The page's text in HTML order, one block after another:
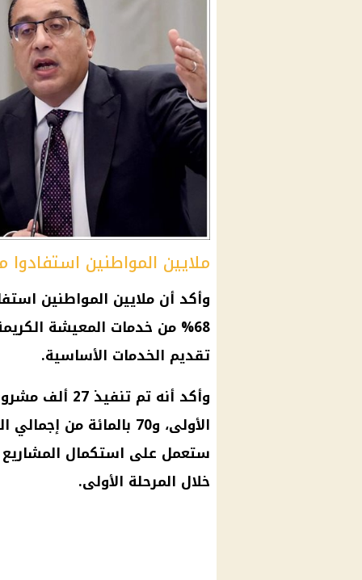
ملايين المواطنين
وأكد أن ملايين المواطنين
68% من خدمات المعيشة الكريمة لقرى الصعيد، وأن
تقديم الخدمات الأساسية.
وأكد أنه تم
الأولى، و70 بالمائة من
ستعمل على استكمال المشاريع
خلال المرحلة الأولى.